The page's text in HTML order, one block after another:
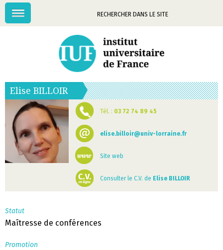
Mots-
Menu
Elise BILLOIR
Tél. : 03 72 74 89 45
elise.billoir@univ-lorraine.fr
Site web
Consulter le C.V. de Elise BILLOIR
Statut
Maîtresse de conférences
Promotion